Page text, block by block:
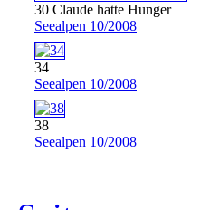
30 Claude hatte Hunger
Seealpen 10/2008
34
Seealpen 10/2008
38
Seealpen 10/2008